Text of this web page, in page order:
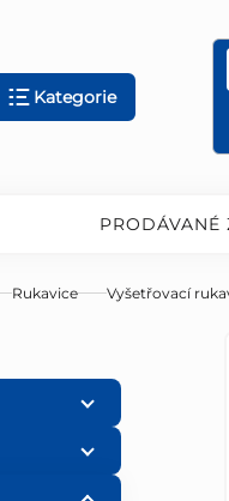
Kategorie
PRODÁVANÉ
Rukavice Vyšetřovací